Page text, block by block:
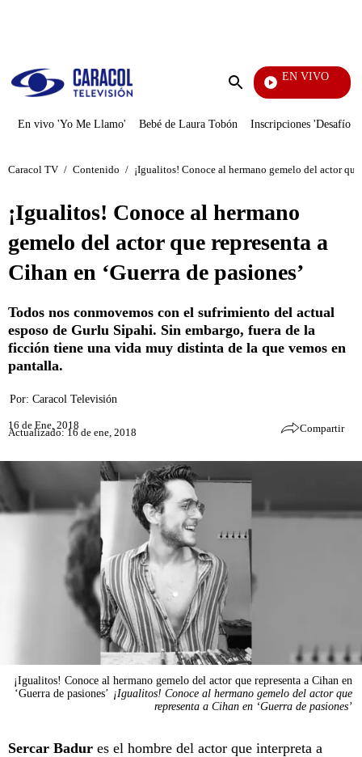
Enviar
EN VIVO
Rafael Orozco
En vivo 'Yo Me Llamo' Bebé de Laura Tobón Inscripciones 'Desafío'
Caracol TV / Contenido / ¡Igualitos! Conoce al hermano gemelo del actor que
¡Igualitos! Conoce al hermano
gemelo del actor que representa a
Cihan en ‘Guerra de pasiones’
Todos nos conmovemos con el sufrimiento del actual
esposo de Gurlu Sipahi. Sin embargo, fuera de la
ficción tiene una vida muy distinta de la que vemos en
pantalla.
Por: Caracol Televisión
16 de Ene, 2018
Actualizado: 16 de ene, 2018 Compartir
¡Igualitos! Conoce al hermano gemelo del actor que representa a Cihan en
‘Guerra de pasiones’ ¡Igualitos! Conoce al hermano gemelo del actor que
representa a Cihan en ‘Guerra de pasiones’
Sercar Badur es el hombre del actor que interpreta a